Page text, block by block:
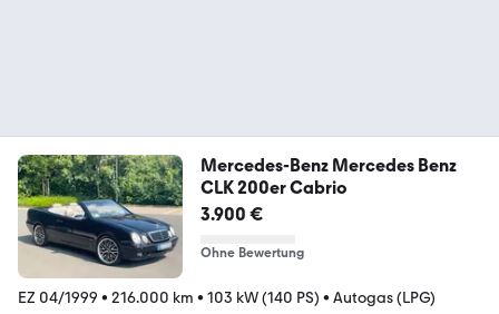
Mercedes-Benz Mercedes Benz
CLK 200er Cabrio
3.900 €
Ohne Bewertung
EZ 04/1999 • 216.000 km • 103 kW (140 PS) • Autogas (LPG)